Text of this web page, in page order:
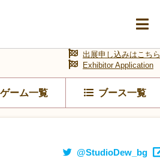
ゲーム一覧 ブース一覧
出展申し込みはこちら
Exhibitor Application
@StudioDew_bg